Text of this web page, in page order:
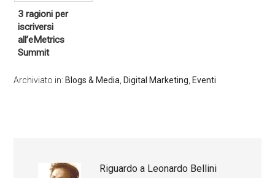
3 ragioni per
iscriversi
all’eMetrics
Summit
Archiviato in: Blogs & Media Digital Marketing Eventi
Riguardo a Leonardo Bellini